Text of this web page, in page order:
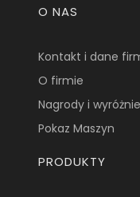
O NAS
Kontakt i dane
O firmie
Nagrody i
Pokaz Maszyn
PRODUKTY